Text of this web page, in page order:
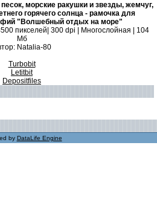
морские ракушки и звезды, жемчуг,
горячего солнца - рамочка для
"Волшебный отдых на море"
пикселей| 300 dpi | Многослойная | 104
Мб
Natalia-80
Turbobit
Letitbit
Depositfiles
by DataLife Engine